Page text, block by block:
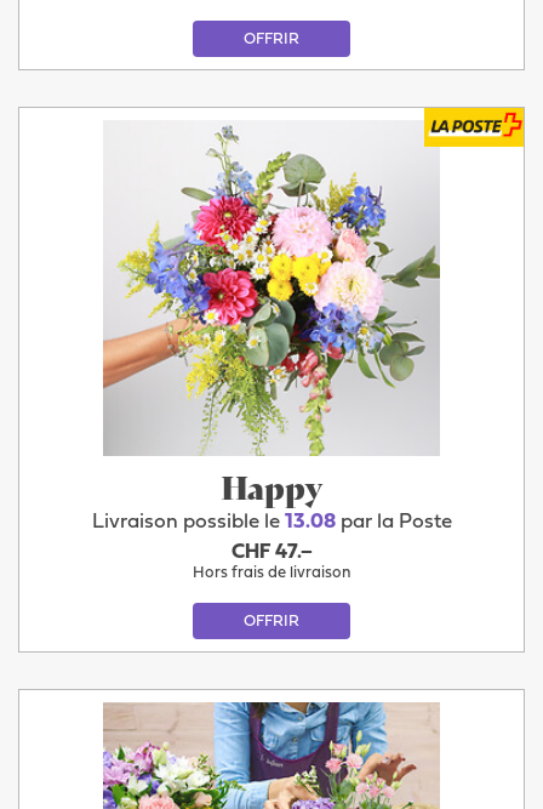
OFFRIR
Happy
Livraison possible le 13.08par la Poste
CHF 47.–
Hors frais de livraison
OFFRIR